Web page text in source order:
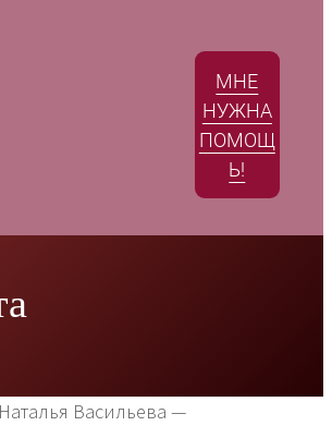
МНЕ
НУЖНА
ПОМОЩ
Ь!
Наталья Васильева —